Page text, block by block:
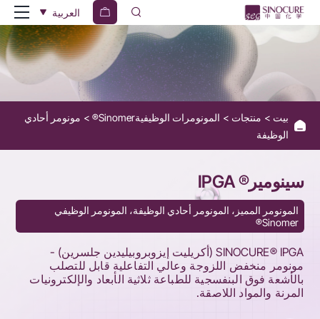
SINOMER
IPGA
العربية
بيت منتجات المونومرات الوظيفيةSinomer®
مونومر أحادي
الوظيفة
سينومير® IPGA
المونومر المميز، المونومر أحادي الوظيفة، المونومر الوظيفي
Sinomer®
SINOCURE® IPGA (أكريليت إيزوبروبيليدين جلسرين) -
مونومر منخفض اللزوجة وعالي التفاعلية قابل للتصلب
بالأشعة فوق البنفسجية للطباعة ثلاثية الأبعاد والإلكترونيات
المرنة والمواد اللاصقة.